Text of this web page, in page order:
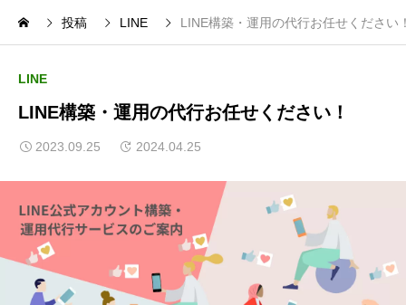
投稿 LINE LINE構築・運用の代行お任せください
LINE
LINE構築・運用の代行お任せください！
2023.09.25 2024.04.25